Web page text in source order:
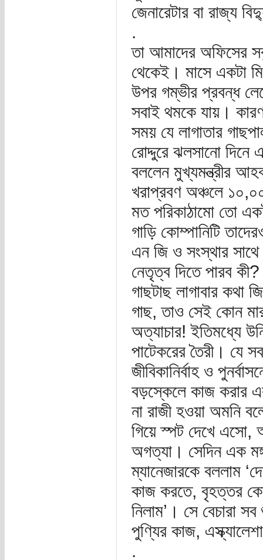
জেনারেটার বা রাজ্য
.
তা আমাদের অফিসের
থেকেই। মাসে একটা
উপর গম্ভীর প্রবন্ধ
সবাই থমকে যায়।
সময় যে লাগাতার
রোদ্দুরে ঝলসানো
বললেন মুখ্যমন্ত্রীর
খরাপ্রবণ অঞ্চলে
মত পরিকাঠামো তো
গাড়ি কোম্পানিটি
এন জি ও সংস্থার
নেতৃত্ব দিতে পারব
গাছটাছ লাগাবার কথা
গাছ, তাও সেই কোন
অত্যাচার! ইতিমধ্যে
পাটেকরের তৈরী। যে
জীবিকানির্বাহ ও
বড়স্কেলে কাজ করার
না রাজী হওয়া অমনি
গিয়ে স্পট দেখে এসো,
অগত্যা। সেদিন এক
ম্যানেজারকে বললাম
কাজ করতে, বৃহত্তর
নিলাম’। সে বেচারা
পুণ্যির কাজ,
.